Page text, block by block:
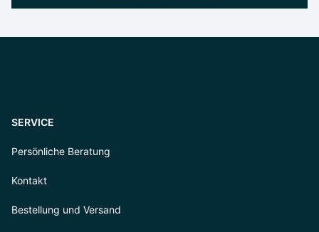
SERVICE
Persönliche Beratung
Kontakt
Bestellung und Versand